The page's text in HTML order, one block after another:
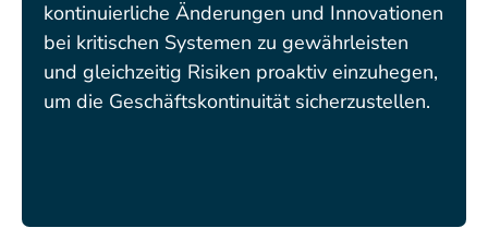
kontinuierliche Änderungen und Innovationen
bei kritischen Systemen zu gewährleisten
und gleichzeitig Risiken proaktiv einzuhegen,
um die Geschäftskontinuität sicherzustellen.